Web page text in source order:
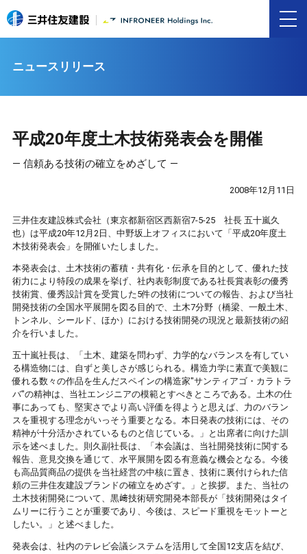
ニュースリリース
平成20年度土木技術発表会を開催
― 信頼ある技術の確立をめざして ―
2008年12月11日
三井住友建設株式会社（東京都新宿区西新宿7-5-25 社長 五十嵐久
也）は平成20年12月2日、中野坂上オフィスにおいて「平成20年度土
木技術発表会」を開催いたしました。
本発表会は、土木技術の蓄積・共有化・伝承を目的として、優れた技
術力により特段の成果を挙げ、社内表彰制度である社長賞表彰の優秀
技術賞、優秀設計賞を受賞した5件の技術についての報告、および当社
開発技術の全国水平展開を図る目的で、土木7分野（橋梁、一般土木、
トンネル、シールド、ほか）における技術開発の現況と最新技術の紹
介を行いました。
五十嵐社長は、「土木、建築を問わず、力学的なバランスを有してい
る構造物には、自ずと美しさが感じられる。構造力学に素直で美観に
優れる数々の作品を生んだスペインの構造家"サンティアゴ・カラトラ
バ"の精神は、当社エンジニアの模範とすべきところである。土木の仕
事にあっても、堅実さでより高い評価を得ようと思えば、力のバラン
スを重視する理念がいっそう重要となる。本日発表の技術には、その
精神が十分活かされているものと信じている。」と出席者に向けた訓
示を述べました。則久副社長は、「本会議は、当社開発技術に関する
報告、意見交換を通じて、水平展開を図る有意義な機会となる。今後
も高品質商品の提供を当社経営の中核に置き、技術に裏付けられた信
頼の三井住友建設ブランドの確立をめざす。」と挨拶。また、当社の
土木技術開発について、黒﨑技術研究開発本部長が「技術開発はタイ
ムリーに行うことが重要であり、今後は、スピード重視をモットーと
したい。」と述べました。
発表会は、社内のテレビ会議システムを活用して全国12支店を結び、